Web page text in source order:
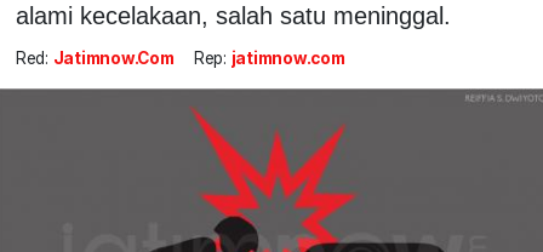
alami kecelakaan, salah satu meninggal.
Red: Jatimnow.com Rep: jatimnow.com